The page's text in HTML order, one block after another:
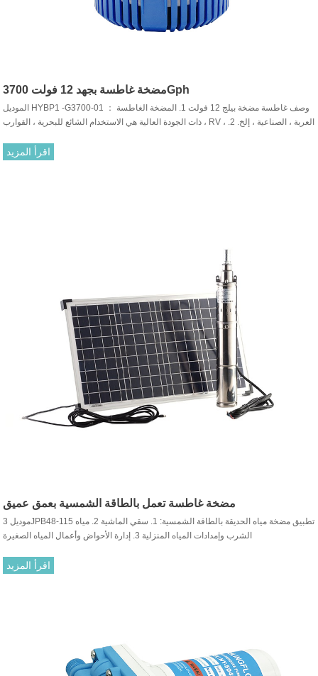
مضخة غاطسة بجهد 12 فولت 3700Gph
الموديل HYBP1 -G3700-01 ： وصف غاطسة مضخة بيلج 12 فولت 1. المضخة الغاطسة
ذات الجودة العالية هي الاستخدام الشائع للبحرية ، القوارب ، RV ، العربة ، الصناعية ، إلخ. 2.
اقرأ المزيد
مضخة غاطسة تعمل بالطاقة الشمسية بعمق عميق
موديل 3JPB48-115 تطبيق مضخة مياه الحديقة بالطاقة الشمسية: 1. سقي الماشية 2. مياه
الشرب وإمدادات المياه المنزلية 3. إدارة الأحواض وأعمال المياه الصغيرة
اقرأ المزيد